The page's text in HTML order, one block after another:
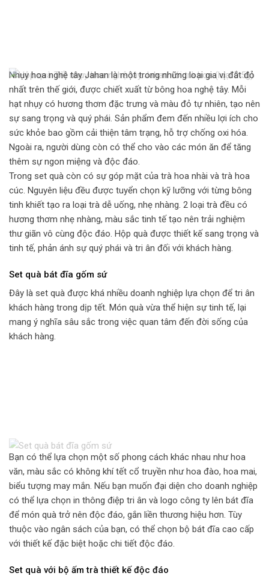
Nhụy hoa nghệ tây Jahan là một trong những loại gia vị đắt đỏ
nhất trên thế giới, được chiết xuất từ bông hoa nghệ tây. Mỗi
hạt nhụy có hương thơm đặc trưng và màu đỏ tự nhiên, tạo nên
sự sang trọng và quý phái. Sản phẩm đem đến nhiều lợi ích cho
sức khỏe bao gồm cải thiện tâm trạng, hỗ trợ chống oxi hóa.
Ngoài ra, người dùng còn có thể cho vào các món ăn để tăng
thêm sự ngon miệng và độc đáo.
Trong set quà còn có sự góp mặt của trà hoa nhài và trà hoa
cúc. Nguyên liệu đều được tuyển chọn kỹ lưỡng với từng bông
tinh khiết tạo ra loại trà dễ uống, nhẹ nhàng. 2 loại trà đều có
hương thơm nhẹ nhàng, màu sắc tinh tế tạo nên trải nghiệm
thư giãn vô cùng độc đáo. Hộp quà được thiết kế sang trọng và
tinh tế, phản ánh sự quý phái và tri ân đối với khách hàng.
Set quà bát đĩa gốm sứ
Đây là set quà được khá nhiều doanh nghiệp lựa chọn để tri ân
khách hàng trong dịp tết. Món quà vừa thể hiện sự tinh tế, lại
mang ý nghĩa sâu sắc trong việc quan tâm đến đời sống của
khách hàng.
Bạn có thể lựa chọn một số phong cách khác nhau như hoa
văn, màu sắc có không khí tết cổ truyền như hoa đào, hoa mai,
biểu tượng may mắn. Nếu bạn muốn đại diện cho doanh nghiệp
có thể lựa chọn in thông điệp tri ân và logo công ty lên bát đĩa
để món quà trở nên độc đáo, gắn liền thương hiệu hơn. Tùy
thuộc vào ngân sách của bạn, có thể chọn bộ bát đĩa cao cấp
với thiết kế đặc biệt hoặc chi tiết độc đáo.
Set quà với bộ ấm trà thiết kế độc đáo